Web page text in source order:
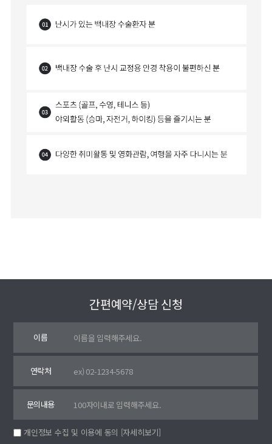
간편예약/상담 신청
이름
연락처
문의내용
개인정보 수집 및 이용에 동의 [자세히보기]